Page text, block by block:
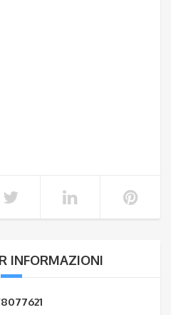
INFORMAZIONI